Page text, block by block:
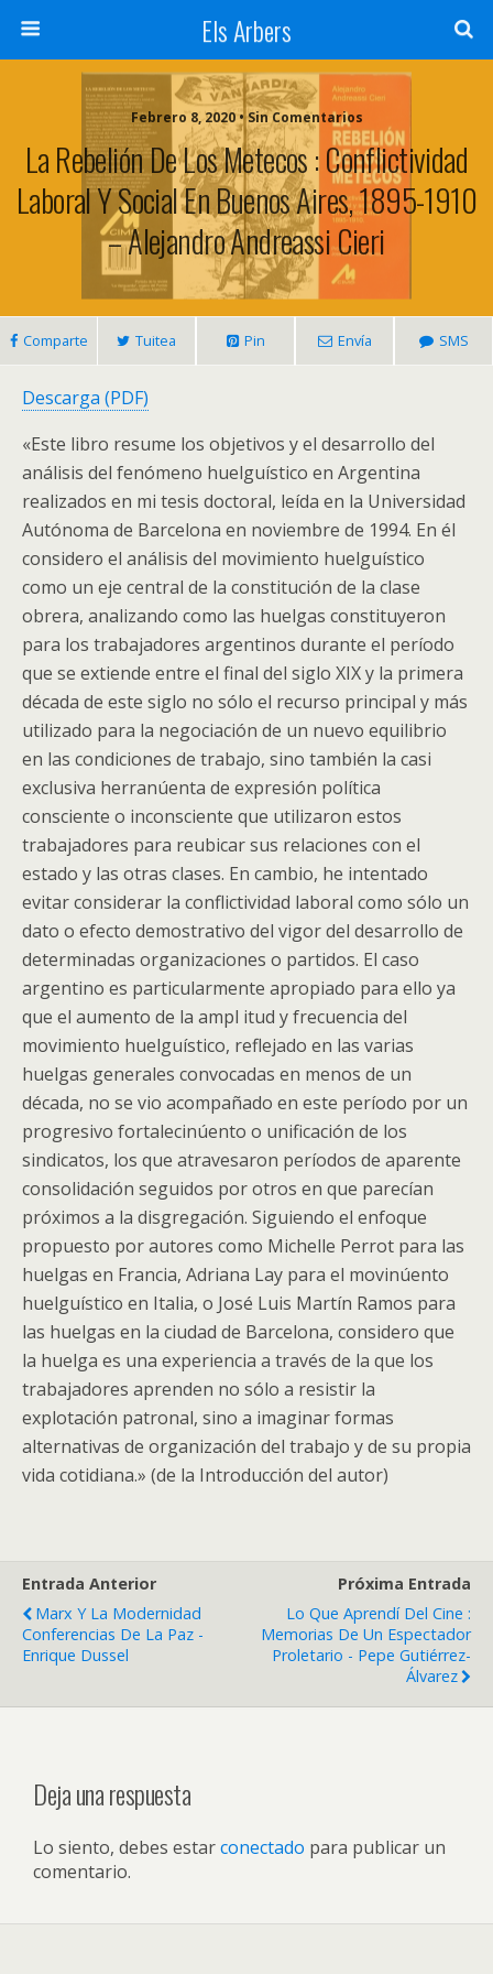
Els Arbers
Febrero 8, 2020 • Sin Comentarios
La Rebelión De Los Metecos : Conflictividad
Laboral Y Social En Buenos Aires, 1895-1910
– Alejandro Andreassi Cieri
Comparte Tuitea Pin Envía SMS
Descarga (PDF)
«Este libro resume los objetivos y el desarrollo del
análisis del fenómeno huelguístico en Argentina
realizados en mi tesis doctoral, leída en la Universidad
Autónoma de Barcelona en noviembre de 1994. En él
considero el análisis del movimiento huelguístico
como un eje central de la constitución de la clase
obrera, analizando como las huelgas constituyeron
para los trabajadores argentinos durante el período
que se extiende entre el final del siglo XIX y la primera
década de este siglo no sólo el recurso principal y más
utilizado para la negociación de un nuevo equilibrio
en las condiciones de trabajo, sino también la casi
exclusiva herranúenta de expresión política
consciente o inconsciente que utilizaron estos
trabajadores para reubicar sus relaciones con el
estado y las otras clases. En cambio, he intentado
evitar considerar la conflictividad laboral como sólo un
dato o efecto demostrativo del vigor del desarrollo de
determinadas organizaciones o partidos. El caso
argentino es particularmente apropiado para ello ya
que el aumento de la ampl itud y frecuencia del
movimiento huelguístico, reflejado en las varias
huelgas generales convocadas en menos de un
década, no se vio acompañado en este período por un
progresivo fortalecinúento o unificación de los
sindicatos, los que atravesaron períodos de aparente
consolidación seguidos por otros en que parecían
próximos a la disgregación. Siguiendo el enfoque
propuesto por autores como Michelle Perrot para las
huelgas en Francia, Adriana Lay para el movinúento
huelguístico en Italia, o José Luis Martín Ramos para
las huelgas en la ciudad de Barcelona, considero que
la huelga es una experiencia a través de la que los
trabajadores aprenden no sólo a resistir la
explotación patronal, sino a imaginar formas
alternativas de organización del trabajo y de su propia
vida cotidiana.» (de la Introducción del autor)
Entrada Anterior
Marx Y La Modernidad
Conferencias De La Paz -
Enrique Dussel
Próxima Entrada
Lo Que Aprendí Del Cine :
Memorias De Un Espectador
Proletario - Pepe Gutiérrez-
Álvarez
Deja una respuesta
Lo siento, debes estarconectado para publicar un
comentario.